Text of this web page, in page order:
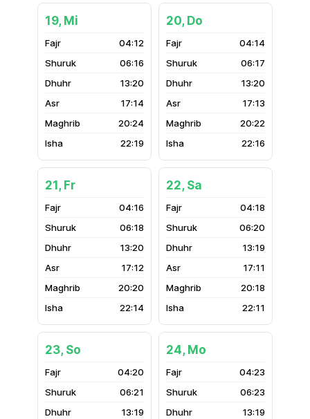
19, Mi
04:12
06:16
13:20
17:14
20:24
22:19
20, Do
04:14
06:17
13:20
17:13
20:22
22:16
21, Fr
04:16
06:18
13:20
17:12
20:20
22:14
22, Sa
04:18
06:20
13:19
17:11
20:18
22:11
23, So
04:20
06:21
13:19
24, Mo
04:23
06:23
13:19